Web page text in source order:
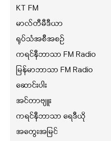
KT FM
မာလ်တီမီဒီယာ
ရုပ်သံအစီအစဉ်
ကရင်နီဘာသာ FM Radio
မြန်မာဘာသာ FM Radio
ဆောင်းပါး
အင်တာဗျူး
ကရင်နီဘာသာ ရေဒီယို
အတွေးအမြင်